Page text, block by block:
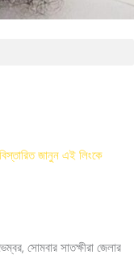
জানুন এই লিংকে
সোমবার সাতক্ষীরা জেলার